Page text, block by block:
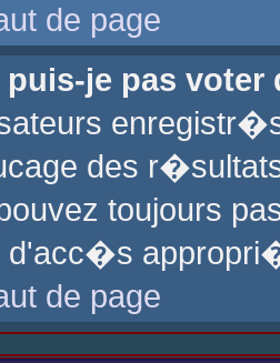
de page
je pas voter
des
toujours
d'acc�s
de page